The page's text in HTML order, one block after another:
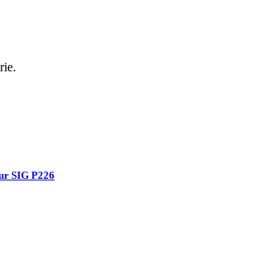
SIG P226